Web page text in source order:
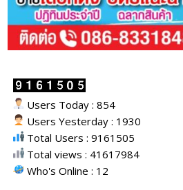
Users Today : 854
Users Yesterday : 1930
Total Users : 9161505
Total views : 41617984
Who's Online : 12